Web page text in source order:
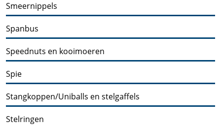
Smeernippels
Spanbus
Speednuts en kooimoeren
Spie
Stangkoppen/Uniballs en stelgaffels
Stelringen